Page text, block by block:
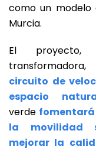
como un modelo
Murcia.
El proyecto,
transformadora,
circuito de
espacio
verde fomentará
la movilidad
mejorar la